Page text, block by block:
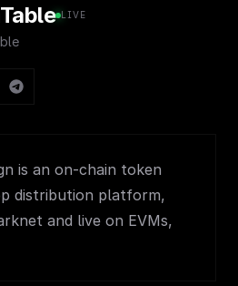
LIVE
is an on-chain token
distribution platform,
and live on EVMs,